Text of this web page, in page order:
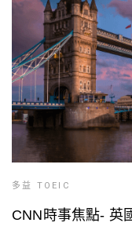
多益 TOEIC
CNN時事焦點- 英